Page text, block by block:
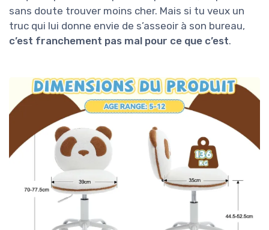
sans doute trouver moins cher. Mais si tu veux un
truc qui lui donne envie de s’asseoir à son bureau,
c’est franchement pas mal pour ce que c’est.